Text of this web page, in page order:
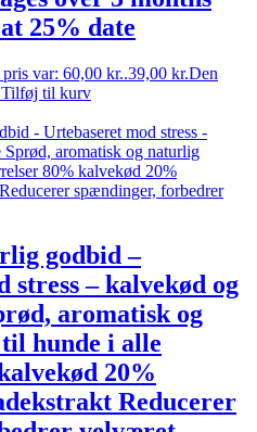
25% date
var: 60,00 kr..39,00 kr.Den
Tilføj til kurv
godbid –
stress – kalvekød og
aromatisk og
hunde i alle
20%
Reducerer